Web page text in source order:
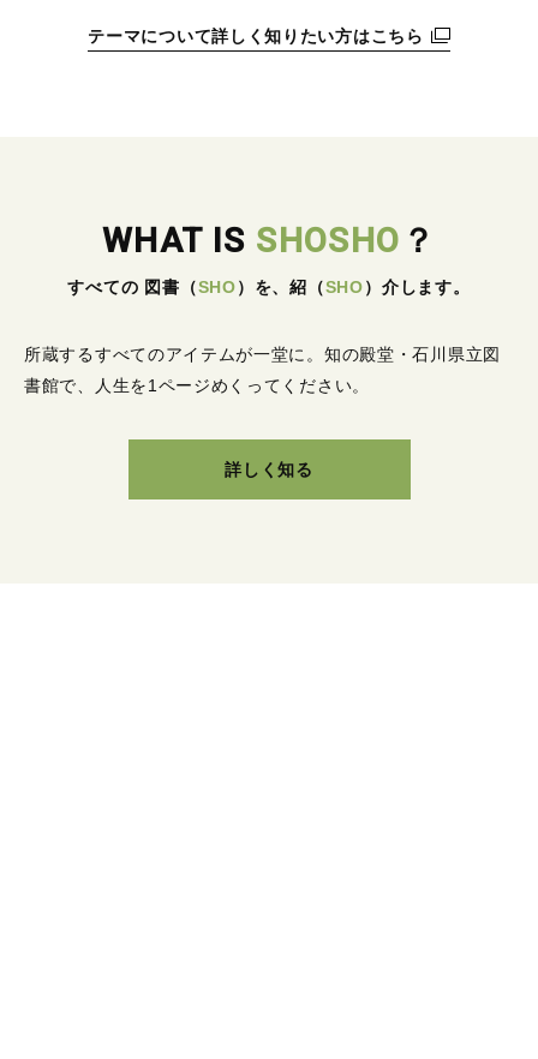
テーマについて詳しく知りたい方はこちら
WHAT IS SHOSHO ？
すべての 図書 （SHO） を、紹 （SHO） 介します。
所蔵するすべてのアイテムが一堂に。 知の殿堂・石川県立図
書館で、人生を1ページめくってください。
詳しく知る